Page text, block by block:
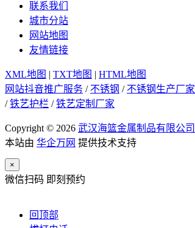
联系我们
城市分站
网站地图
友情链接
XML地图 | TXT地图 | HTML地图
网站抖音推广服务 / 不锈钢 / 不锈钢生产厂家
/铁艺护栏 /铁艺定制厂家
Copyright © 2026 武汉海篮金属制品有限公司
本站由 华企万网 提供技术支持
×
微信扫码 即刻预约
回顶部